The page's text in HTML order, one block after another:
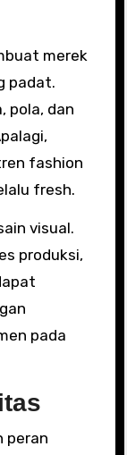
merek
padat.
pola, dan
fashion
fresh.
visual.
produksi,
pada
peran